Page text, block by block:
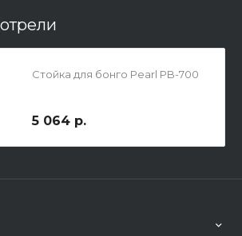
Стойка для бонго Pearl PB-700
5 064 р.